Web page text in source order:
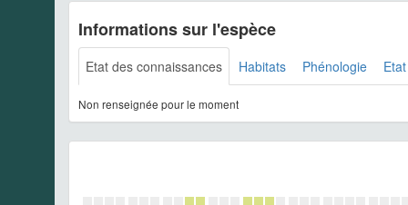
Informations sur l'espèce
Etat des connaissances Habitats Phénologie
Non renseignée pour le moment